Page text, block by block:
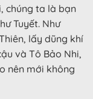
chúng ta là bạn
Tuyết. Như
lấy dũng khí
và Tô Bảo Nhi,
nên mới không